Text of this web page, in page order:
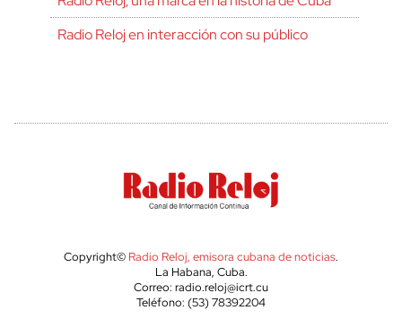
Radio Reloj en interacción con su público
Copyright© Radio Reloj, emisora cubana de noticias.
La Habana, Cuba.
Correo: radio.reloj@icrt.cu
Teléfono: (53) 78392204